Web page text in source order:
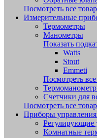
Посмотреть все
Измерительные
Термометры
Манометры
Показать
Watts
Stout
Emmeti
Посмотреть
Счетчики для
Посмотреть все
Приборы управления
Регулирующие
Комнатные